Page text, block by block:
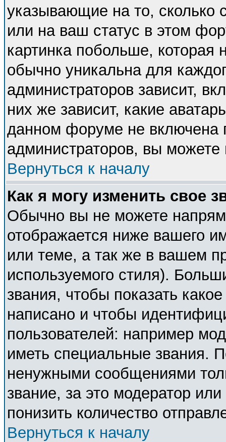
указывающие на то,
или на ваш статус в этом
картинка побольше, которая
обычно уникальна для
администраторов зависит,
них же зависит, какие
данном форуме не включена
администраторов, вы
Вернуться к началу
Как я могу изменить свое
Обычно вы не можете
отображается ниже вашего
или теме, а так же в вашем
используемого стиля).
звания, чтобы показать
написано и чтобы
пользователей: например
иметь специальные звания.
ненужными сообщениями
звание, за это модератор
понизить количество
Вернуться к началу